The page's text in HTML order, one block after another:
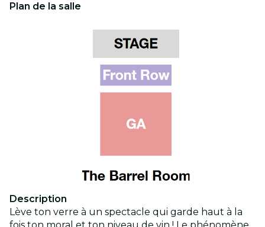
Plan de la salle
Description
Lève ton verre à un spectacle qui garde haut à la